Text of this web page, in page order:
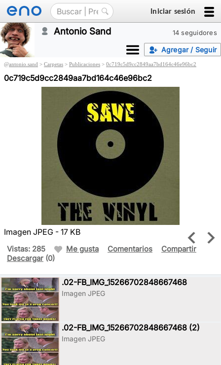
Iniciar sesión
14 seguidores
Antonio Sand
Agregar / Seguir
@antonio.sand > Carpetas > Publicaciones > 0c719c5d9cc2849aa7bd164c46e96bc2
0c719c5d9cc2849aa7bd164c46e96bc2
Imagen JPEG - 17 KB
Vistas: 285 Me gusta Comentarios
Compartir
Descargar (0)
.02-FB_IMG_15266702848667468
Imagen JPEG
.02-FB_IMG_15266702848667468 (2)
Imagen JPEG